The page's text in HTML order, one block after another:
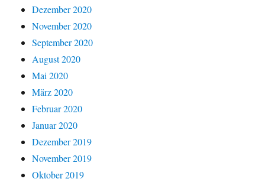
Dezember 2020
November 2020
September 2020
August 2020
Mai 2020
März 2020
Februar 2020
Januar 2020
Dezember 2019
November 2019
Oktober 2019